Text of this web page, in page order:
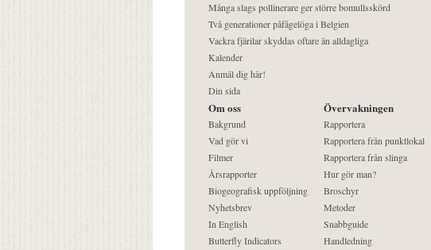
Många slags pollinerare ger större bomullsskörd
Två generationer påfågelöga i Belgien
Vackra fjärilar skyddas oftare än alldagliga
Kalender
Anmäl dig här!
Din sida
Om oss
Bakgrund
Vad gör vi
Filmer
Årsrapporter
Biogeografisk uppföljning
Nyhetsbrev
In English
Butterfly Indicators
Övervakningen
Rapportera
Rapportera från punktlokal
Rapportera från slinga
Hur gör man?
Broschyr
Metoder
Snabbguide
Handledning